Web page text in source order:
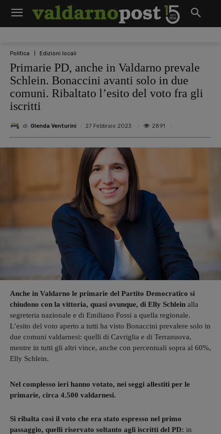
Politica Edizioni locali
Primarie PD, anche in Valdarno prevale
Schlein. Bonaccini avanti solo in due
comuni. Ribaltato l’esito del voto fra gli
iscritti
di Glenda Venturini 27 Febbraio 2023 2891
Anche in Valdarno le primarie del Partito Democratico si
chiudono con la vittoria, quasi ovunque, di Elly Schlein alla
segreteria nazionale e di Emiliano Fossi a quella regionale.
L’esito del voto aperto a tutti ha visto Bonaccini prevalere solo in
due comuni valdarnesi: quelli di Cavriglia e di Terranuova,
mentre in tutti gli altri vince, anche con percentuali sopra al 60%,
Elly Schlein.
Nel complesso ieri hanno votato, nei seggi allestiti per le
primarie, circa 4.500 valdarnesi.
Si ribalta così il voto che era stato espresso nel primo
passaggio, quelli riservato soltanto agli iscritti del PD: in